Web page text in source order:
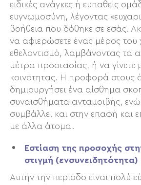
ειδικές ανάγκες ή ευπαθείς
ευγνωμοσύνη, λέγοντας
βοήθεια που δόθηκε σε εσάς.
να αφιερώσετε ένας μέρος του
εθελοντισμό, λαμβάνοντας τα
μέτρα προστασίας, ή να γίνετε
κοινότητας. Η προφορά στους
δημιουργήσει ένα αίσθημα
συναισθήματα ανταμοιβής,
συμβάλλει και στην επαφή και
με άλλα άτομα.
Εστίαση της προσοχής
στιγμή (ενσυνειδητότητα)
Αυτήν την περίοδο είναι πολύ